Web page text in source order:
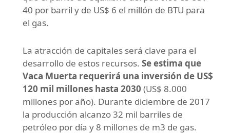
40 por barril y de US$ 6 el millón de BTU para
el gas.
La atracción de capitales será clave para el
desarrollo de estos recursos. Se estima que
Vaca Muerta requerirá una inversión de US$
120 mil millones hasta 2030 (US$ 8.000
millones por año). Durante diciembre de 2017
la producción alcanzo 32 mil barriles de
petróleo por día y 8 millones de m3 de gas.